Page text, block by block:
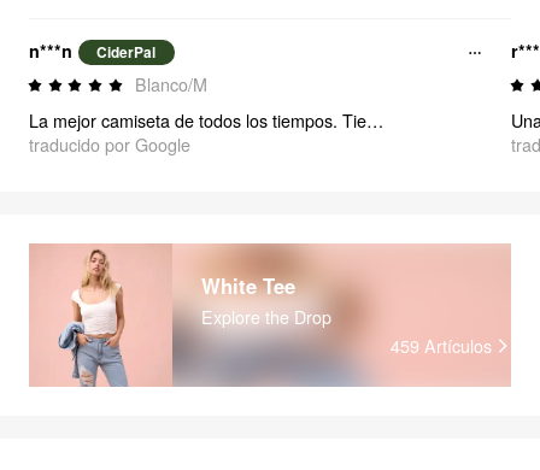
n***n CiderPal
Blanco/M
La mejor camiseta de todos los tiempos. Tiene un material grueso que le da una forma realmente bonita. ¡Es súper cómodo de usar, fácil de limpiar y no es demasiado corto!
traducido por Google
White Tee
Explore the Drop
459 Artículos